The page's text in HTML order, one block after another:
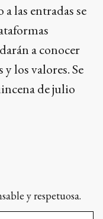
las entradas se
a conocer
los valores. Se
de julio
y respetuosa.